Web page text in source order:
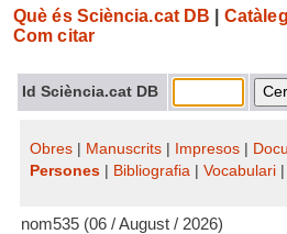
Què és Sciència.cat DB
Com citar
Id Sciència.cat DB
Obres Manuscrits Impresos
Persones
Bibliografia Vocabulari
nom535 (06 / August / 2026)